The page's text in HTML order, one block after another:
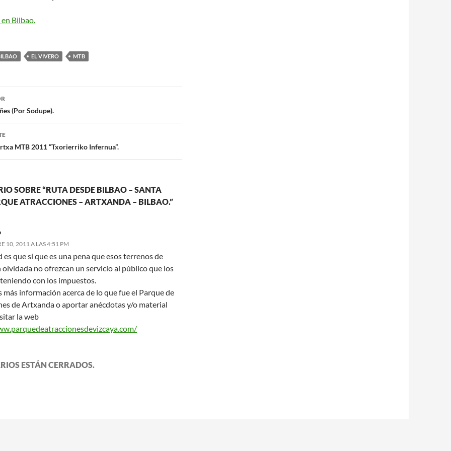
Bilbao.
EL VIVERO MTB
(Por Sodupe).
MTB 2011 “Txorierriko Infernua”.
SOBRE “RUTA DESDE BILBAO – SANTA
ATRACCIONES – ARTXANDA – BILBAO.”
10, 2011 A LAS 4:51 PM
es que sí que es una pena que esos terrenos de
no ofrezcan un servicio al público que los
con los impuestos.
más información acerca de lo que fue el Parque de
de Artxanda o aportar anécdotas y/o material
la web
ESTÁN CERRADOS.